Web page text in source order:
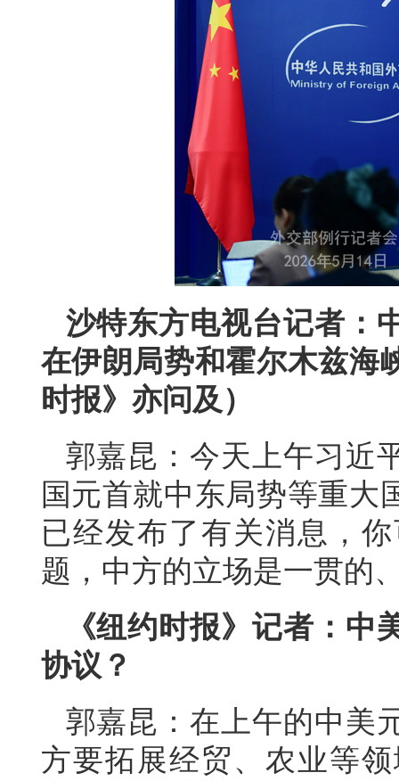
沙特东方电视台记者：
在伊朗局势和霍尔木兹海
时报》亦问及）
郭嘉昆：今天上午习近
国元首就中东局势等重大
已经发布了有关消息，
题，中方的立场是一贯的
《纽约时报》记者：
协议？
郭嘉昆：在上午的中美
方要拓展经贸、农业等